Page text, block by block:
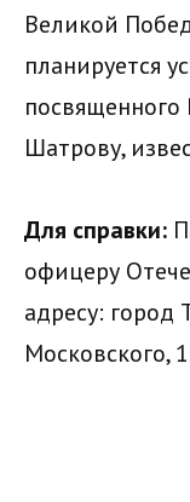
Великой
планируется
Шатрову,
Для справки:
офицеру
адресу: город
Московского,